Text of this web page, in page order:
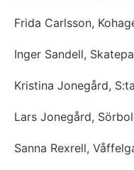
Frida Carlsson,
Inger Sandell,
Kristina Jonegård,
Lars Jonegård,
Sanna Rexrell,